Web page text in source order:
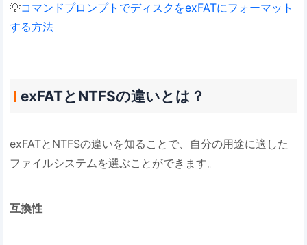
💡コマンドプロンプトでディスクをexFATにフォーマット
する方法
exFATとNTFSの違いとは？
exFATとNTFSの違いを知ることで、自分の用途に適した
ファイルシステムを選ぶことができます。
互換性